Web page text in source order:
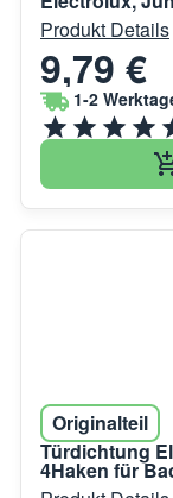
Produkt Details
9,79 €
1-2
Originalteil
Türdichtung
4Haken für